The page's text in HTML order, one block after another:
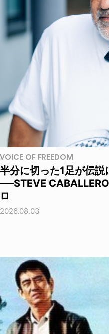
VOICE OF FREEDOM
半分に切った1足が伝説
──STEVE
ロ
2026.08.03